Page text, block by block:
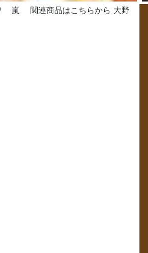
嵐 関連商品はこちらから 大野